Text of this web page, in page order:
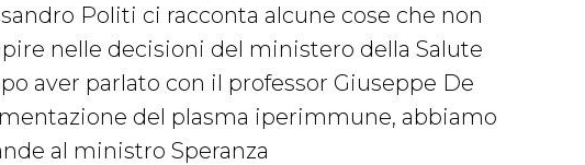
Politi ci racconta alcune cose che non
nelle decisioni del ministero della Salute
aver parlato con il professor Giuseppe De
del plasma iperimmune, abbiamo
al ministro Speranza